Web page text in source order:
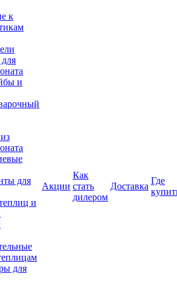
к
и
для
и
для
Акции
Как
стать
дилером
Доставка
Где